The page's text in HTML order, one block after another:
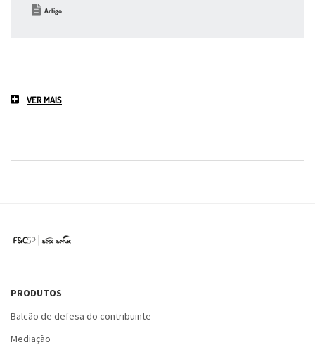
Artigo
VER MAIS
PRODUTOS
Balcão de defesa do contribuinte
Mediação